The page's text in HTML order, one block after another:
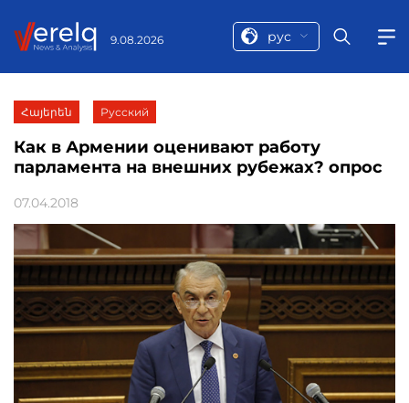
9.08.2026 рус
Հայերեն Русский
Как в Армении оценивают работу
парламента на внешних рубежах? опрос
07.04.2018